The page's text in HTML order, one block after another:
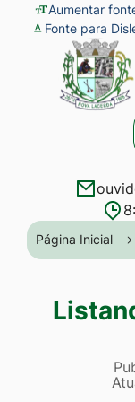
Seção
de
atalhos
Ir
para
conteúdo
menu
[alt+2]
para
Aumentar
Fonte para
Seção
menu
Seção
do
principal
Página Inicial